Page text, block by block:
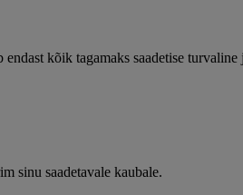
kõik tagamaks saadetise turvaline
sinu saadetavale kaubale.